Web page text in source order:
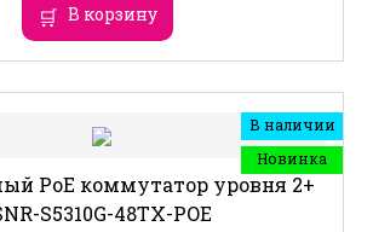
В корзину
В наличии
Новинка
PoE коммутатор уровня 2+
S5310G-48TX-POE